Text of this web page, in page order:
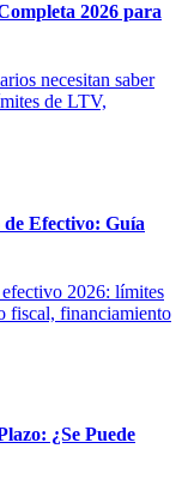
2026 para
necesitan saber
de LTV,
Efectivo: Guía
2026: límites
fiscal, financiamiento
¿Se Puede